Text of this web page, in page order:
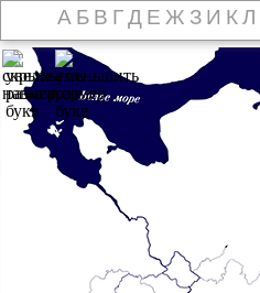
А Б В Г Д Е Ж З И К Л